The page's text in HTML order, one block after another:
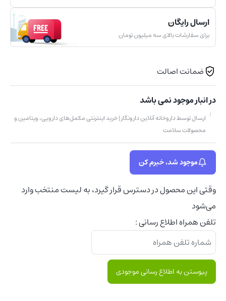
ارسال رایگان
برای سفارشات بالای سه میلیون تومان
ضمانت اصالت
در انبار موجود نمی باشد
ارسال توسط داروخانه آنلاین دارونگار | خرید اینترنتی مکمل‌های دارویی، ویتامین و
محصولات سلامت
موجود شد، خبرم کن
وقتی این محصول در دسترس قرار گیرد، به لیست منتخب وارد
می‌شود
تلفن همراه اطلاع رسانی :
پیوستن به اطلاع رسانی موجودی